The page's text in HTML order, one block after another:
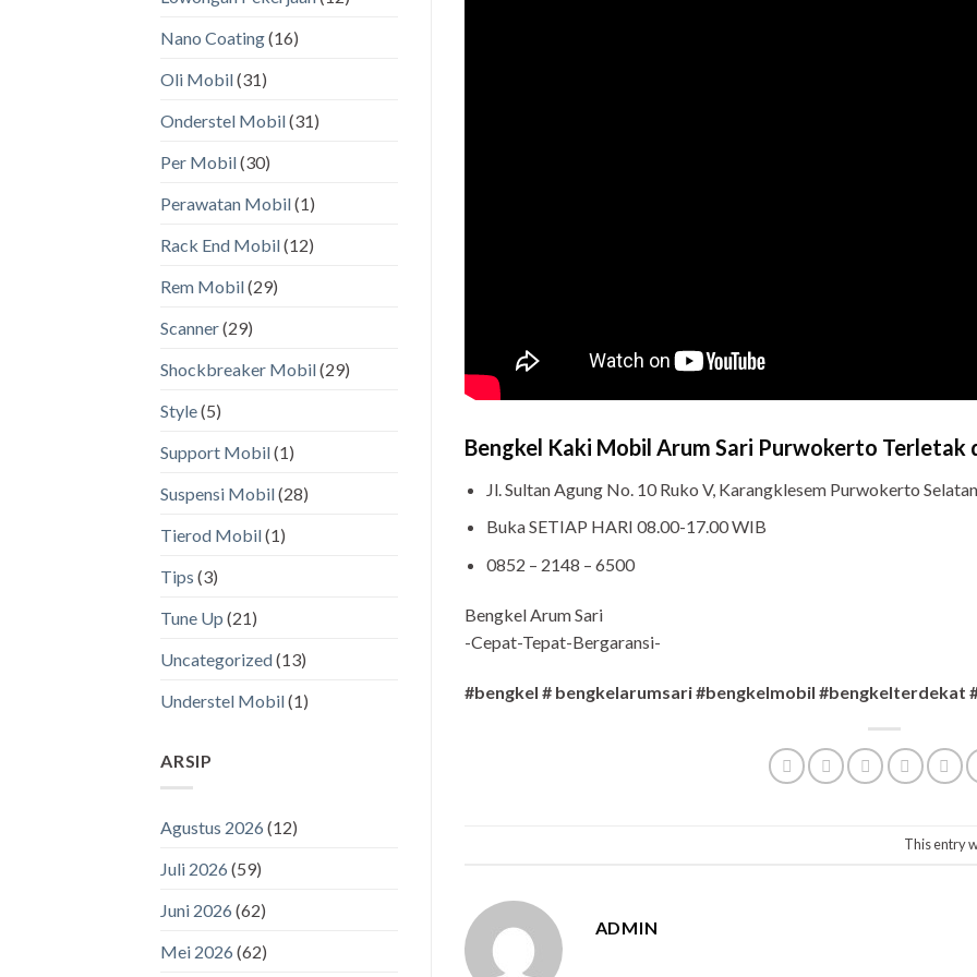
Nano Coating(16)
Oli Mobil(31)
Onderstel Mobil(31)
Per Mobil(30)
Perawatan Mobil(1)
Rack End Mobil(12)
Rem Mobil(29)
Scanner(29)
Shockbreaker Mobil(29)
Style(5)
Support Mobil(1)
Suspensi Mobil(28)
Tierod Mobil(1)
Tips (3)
Tune Up (21)
Uncategorized(13)
Understel Mobil(1)
ARSIP
Agustus 2026 (12)
Juli 2026 (59)
Juni 2026 (62)
Mei 2026 (62)
Bengkel Kaki Mobil Arum Sari Purwokerto Terletak
Jl. Sultan Agung No. 10 Ruko V, Karangklesem Purwokerto
Buka SETIAP HARI 08.00-17.00 WIB
0852 – 2148 – 6500
Bengkel Arum Sari
-Cepat-Tepat-Bergaransi-
#bengkel # bengkelarumsari #bengkelmobil
This entry
ADMIN